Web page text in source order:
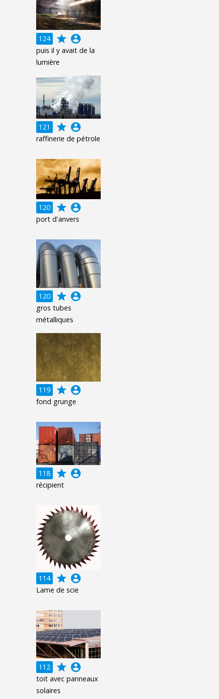
124 grade account_circle
puis il y avait de la
lumière
121 grade account_circle
raffinerie de pétrole
120 grade account_circle
port d'anvers
120 grade account_circle
gros tubes
métalliques
119 grade account_circle
fond grunge
118 grade account_circle
récipient
114 grade account_circle
Lame de scie
112 grade account_circle
toit avec panneaux
solaires